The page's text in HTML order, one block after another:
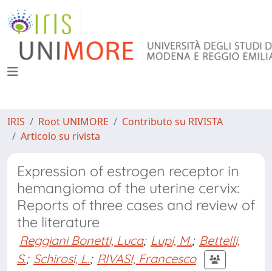
IRIS Root UNIMORE
Contributo su RIVISTA
Articolo su rivista
Expression of estrogen receptor in
hemangioma of the uterine cervix:
Reports of three cases and review of
the literature
Reggiani Bonetti, Luca; Lupi, M.; Bettelli,
S.; Schirosi, L.; RIVASI, Francesco